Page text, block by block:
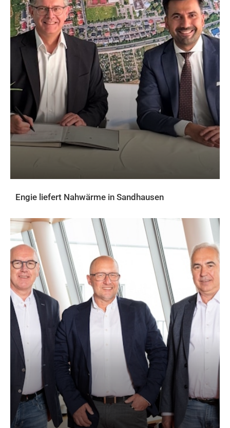
Engie liefert Nahwärme in Sandhausen